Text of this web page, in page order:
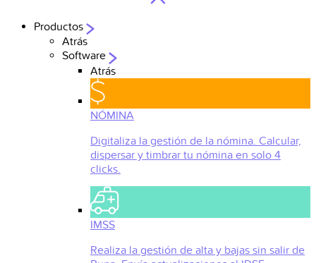
Productos
Atrás
Software
Atrás
NÓMINA
Digitaliza la gestión de la nómina. Calcular,
dispersar y timbrar tu nómina en solo 4
clicks.
IMSS
Realiza la gestión de alta y bajas sin salir de